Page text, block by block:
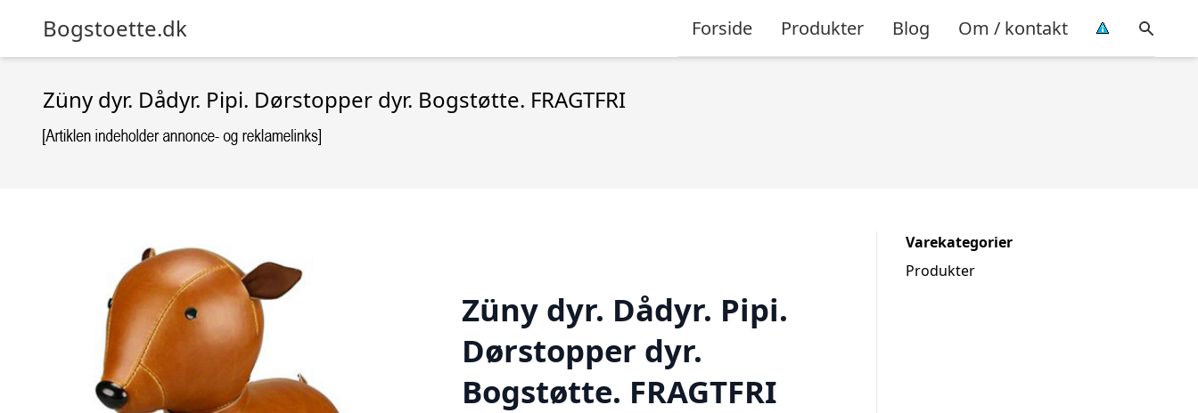
Bogstoette.dk Forside Produkter Blog Om / kontakt
Züny dyr. Dådyr. Pipi. Dørstopper dyr. Bogstøtte. FRAGTFRI
Züny dyr. Dådyr. Pipi.
Dørstopper dyr.
Bogstøtte. FRAGTFRI
Varekategorier
Produkter